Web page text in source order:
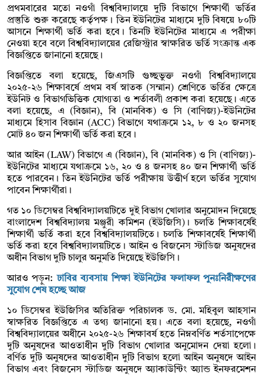
প্রথমবারের মতো নওগাঁ বিশ্ববিদ্যালয়ে দুটি বিভাগে শিক্ষার্থী ভর্তির
প্রস্তুতি শুরু করেছে কর্তৃপক্ষ। তিন ইউনিটের মাধ্যমে দুটি বিষয়ে ৮০টি
আসনে শিক্ষার্থী ভর্তি করা হবে। তিনটি ইউনিটের মাধ্যমে এ পরীক্ষা
নেওয়া হবে বলে বিশ্ববিদ্যালয়ের রেজিস্ট্রার স্বাক্ষরিত ভর্তি সংক্রান্ত এক
বিজ্ঞপ্তিতে জানানো হয়েছে।
বিজ্ঞপ্তিতে বলা হয়েছে, জিএসটি গুচ্ছভুক্ত নওগাঁ বিশ্ববিদ্যালয়ে
২০২৫-২৬ শিক্ষাবর্ষে প্রথম বর্ষ স্নাতক (সম্মান) শ্রেণিতে ভর্তির ক্ষেত্রে
ইউনিট ও বিভাগভিত্তিক যোগ্যতা ও শর্তাবলী প্রকাশ করা হয়েছে। এতে
বলা হয়েছে, এ (বিজ্ঞান), বি (মানবিক) ও সি (বাণিজ্য)-ইউনিটের
মাধ্যমে হিসাব বিজ্ঞান (ACC) বিভাগে যথাক্রমে ১২, ৮ ও ২০ জনসহ
মোট ৪০ জন শিক্ষার্থী ভর্তি করা হবে।
আর আইন (LAW) বিভাগে এ (বিজ্ঞান), বি (মানবিক) ও সি (বাণিজ্য)-
ইউনিটের মাধ্যমে যথাক্রমে ১৬, ২০ ও ৪ জনসহ ৪০ জন শিক্ষার্থী ভর্তি
হতে পারবেন। তিন ইউনিটের ভর্তি পরীক্ষায় উত্তীর্ণ হলে ভর্তির সুযোগ
পাবেন শিক্ষার্থীরা।
গত ১০ ডিসেম্বর বিশ্ববিদ্যালয়টিতে দুই বিভাগ খোলার অনুমোদন দিয়েছে
বাংলাদেশ বিশ্ববিদ্যালয় মঞ্জুরী কমিশন (ইউজিসি)। চলতি শিক্ষাবর্ষেই
শিক্ষার্থী ভর্তি করা হবে বিশ্ববিদ্যালয়টিতে। চলতি শিক্ষাবর্ষেই শিক্ষার্থী
ভর্তি করা হবে বিশ্ববিদ্যালয়টিতে। আইন ও বিজনেস স্টাডিজ অনুষদের
অধীন বিভাগ দুটি চালুর অনুমতি দিয়েছে ইউজিসি।
আরও পড়ুন:ঢাবির ব্যবসায় শিক্ষা ইউনিটের ফলাফল পুনঃনিরীক্ষণের
সুযোগ শেষ হচ্ছে আজ
১০ ডিসেম্বর ইউজিসির অতিরিক্ত পরিচালক ড. মো. মহিবুল আহসান
স্বাক্ষরিত বিজ্ঞপ্তিতে এ তথ্য জানানো হয়। এতে বলা হয়েছে, নওগাঁ
বিশ্ববিদ্যালয়ের অধীনে ২০২৫-২৬ শিক্ষাবর্ষ হতে নিম্নবর্ণিত শর্তসাপেক্ষে
দুটি অনুষদের আওতাধীন দুটি বিভাগ খোলার অনুমোদন দেয়া হলো।
বর্ণিত দুটি অনুষদের আওতাধীন দুটি বিভাগ হলো আইন অনুষদে আইন
বিভাগ এবং বিজনেস স্টাডিজ অনুষদে অ্যাকাউন্টিং অ্যান্ড ইনফরমেশন